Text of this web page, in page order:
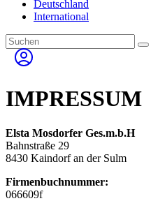
Deutschland
International
IMPRESSUM
Elsta Mosdorfer Ges.m.b.H
Bahnstraße 29
8430 Kaindorf an der Sulm
Firmenbuchnummer:
066609f